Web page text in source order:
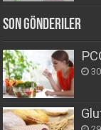
Son Gönderiler